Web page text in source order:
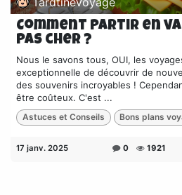
Comment partir en
pas cher ?
Nous le savons tous, OUI, les
exceptionnelle de découvrir de
des souvenirs incroyables !
être coûteux. C'est ...
Astuces et Conseils Bons plans
17 janv. 2025 0 1921